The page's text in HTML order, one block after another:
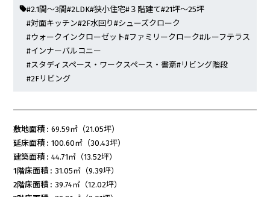
#2.1間～3間#2LDK#狭小住宅#３階建て#21坪～25坪
#対面キッチン#2F水回り#シューズクローク
#ウォークインクローゼット#ファミリークローク#ルーフテラス
#インナーバルコニー
#スタディスペース・ワークスペース・書斎#リビング階段
#2Fリビング
敷地面積 : 69.59㎡（21.05坪）
延床面積 : 100.60㎡（30.43坪）
建築面積 : 44.71㎡（13.52坪）
1階床面積 : 31.05㎡（9.39坪）
2階床面積 : 39.74㎡（12.02坪）